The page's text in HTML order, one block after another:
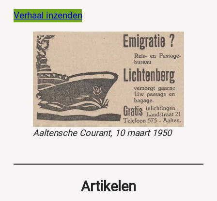
Verhaal inzenden
Aaltensche Courant, 10 maart 1950
Artikelen